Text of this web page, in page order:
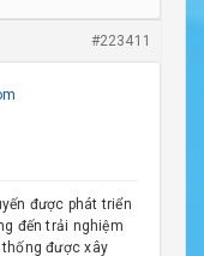
#223411
được phát triển
đến trải nghiệm
được xây